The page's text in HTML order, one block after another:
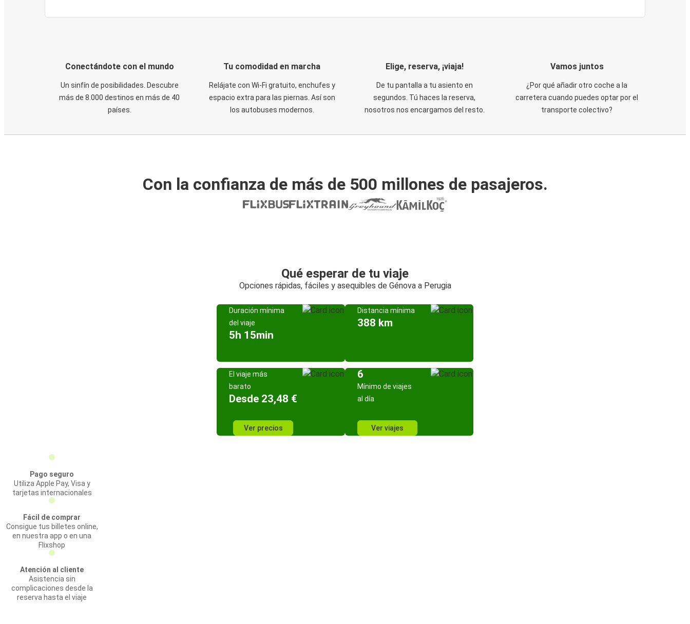
Conectándote con el mundo
Un sinfín de posibilidades. Descubre
más de 8.000 destinos en más de 40
países.
Tu comodidad en marcha
Relájate con Wi-Fi gratuito, enchufes y
espacio extra para las piernas. Así son
los autobuses modernos.
Elige, reserva, ¡viaja!
De tu pantalla a tu asiento en
segundos. Tú haces la reserva,
nosotros nos encargamos del resto.
Vamos juntos
¿Por qué añadir otro coche a la
carretera cuando puedes optar por el
transporte colectivo?
Con la confianza de más de 500 millones de pasajeros.
Qué esperar de tu viaje
Opciones rápidas, fáciles y asequibles de Génova a Perugia
Duración mínima
del viaje
5h 15min
Distancia mínima
388 km
El viaje más
barato
Desde 23,48 €
Ver precios
6
Mínimo de viajes
al día
Ver viajes
Pago seguro
Utiliza Apple Pay, Visa y
tarjetas internacionales
Fácil de comprar
Consigue tus billetes online,
en nuestra app o en una
Flixshop
Atención al cliente
Asistencia sin
complicaciones desde la
reserva hasta el viaje